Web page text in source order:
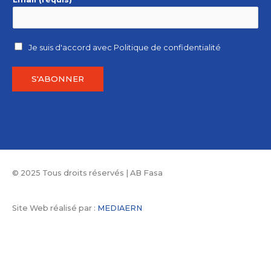
Je suis d'accord avec Politique de confidentialité
S'ABONNER
© 2025 Tous droits réservés | AB Fasa
Site Web réalisé par : MEDIAERN